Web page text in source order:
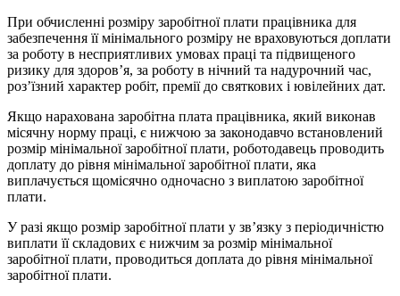
При обчисленні розміру заробітної плати працівника для
забезпечення її мінімального розміру не враховуються доплати
за роботу в несприятливих умовах праці та підвищеного
ризику для здоров’я, за роботу в нічний та надурочний час,
роз’їзний характер робіт, премії до святкових і ювілейних дат.
Якщо нарахована заробітна плата працівника, який виконав
місячну норму праці, є нижчою за законодавчо встановлений
розмір мінімальної заробітної плати, роботодавець проводить
доплату до рівня мінімальної заробітної плати, яка
виплачується щомісячно одночасно з виплатою заробітної
плати.
У разі якщо розмір заробітної плати у зв’язку з періодичністю
виплати її складових є нижчим за розмір мінімальної
заробітної плати, проводиться доплата до рівня мінімальної
заробітної плати.